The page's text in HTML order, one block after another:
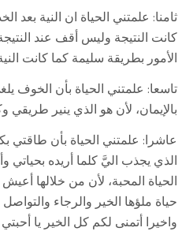
ثامنا: علمتني الحياة ان النية
كانت النتيجة وليس أقف عند
الأمور بطريقة سليمة كما كانت
تاسعا: علمتني الحياة بأن الخوف
بالإيمان، لأن هو الذي ينير طريقي
عاشرا: علمتني الحياة بأن
الذي يجذب اليَّ كلما أريده بحياتي
الحياة المحبة، لأن من خلالها
حياة ملؤها الخير والرجاء
واخيرا أتمنى لكم كل الخير يا